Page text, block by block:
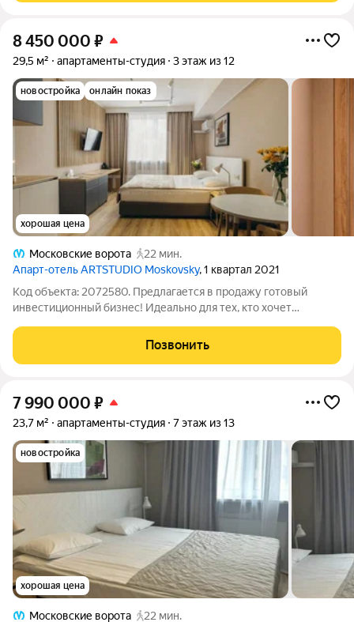
8 450 000 ₽
29,5 м² апартаменты-студия 3 этаж из 12
новостройка онлайн показ
хорошая цена
Московские ворота
22 мин.
Апарт-отель ARTSTUDIO Moskovsky, 1 квартал 2021
Код объекта: 2072580. Предлагается в продажу готовый
инвестиционный бизнес! Идеально для тех, кто хочет
полностью оборудованы под сдачу: - Мебель - -Посуда -
Техника - Постельное белье - Техника
Позвонить
7 990 000 ₽
23,7 м² апартаменты-студия 7 этаж из 13
новостройка
хорошая цена
Московские ворота 22 мин.